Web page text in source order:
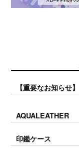
【重要なお知らせ】
AQUALEATHER
印鑑ケース